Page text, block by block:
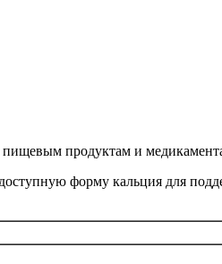
пищевым продуктам и
форму кальция для